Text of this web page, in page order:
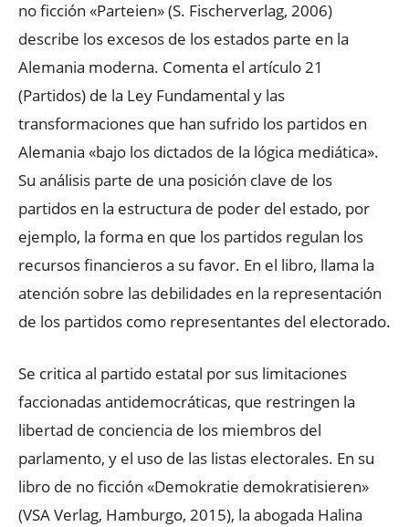
no ficción «Parteien» (S. Fischerverlag, 2006)
describe los excesos de los estados parte en la
Alemania moderna. Comenta el artículo 21
(Partidos) de la Ley Fundamental y las
transformaciones que han sufrido los partidos en
Alemania «bajo los dictados de la lógica mediática».
Su análisis parte de una posición clave de los
partidos en la estructura de poder del estado, por
ejemplo, la forma en que los partidos regulan los
recursos financieros a su favor. En el libro, llama la
atención sobre las debilidades en la representación
de los partidos como representantes del electorado.
Se critica al partido estatal por sus limitaciones
faccionadas antidemocráticas, que restringen la
libertad de conciencia de los miembros del
parlamento, y el uso de las listas electorales. En su
libro de no ficción «Demokratie demokratisieren»
(VSA Verlag, Hamburgo, 2015), la abogada Halina